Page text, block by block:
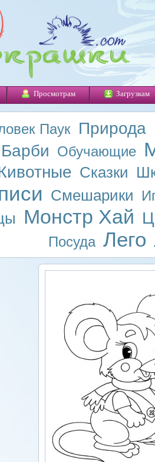
Просмотрам Загрузкам
Паук Природа
Барби Обучающие
Сказки
Смешарики
Монстр Хай
Посуда Лего